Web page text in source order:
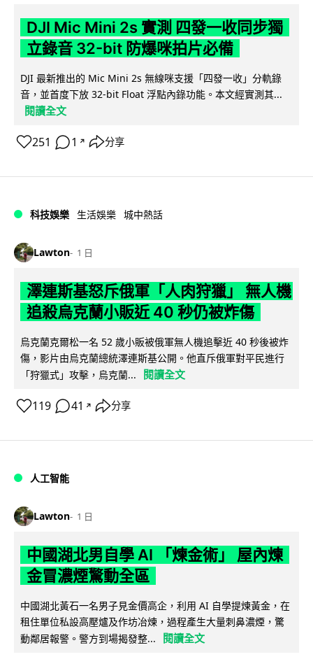
DJI Mic Mini 2s 實測 四發一收同步獨
立錄音 32-bit 防爆咪拍片必備
DJI 最新推出的 Mic Mini 2s 無線咪支援「四發一收」分軌錄
音，並首度下放 32-bit Float 浮點內錄功能。本文經實測其...
閱讀全文
251 1 ↗ 分享
科技娛樂 生活娛樂 城中熱話
Lawton 1 日
澤連斯基怒斥俄軍「人肉狩獵」 無人機
追殺烏克蘭小販近 40 秒仍被炸傷
烏克蘭克爾松一名 52 歲小販被俄軍無人機追擊近 40 秒後被炸
傷，影片由烏克蘭總統澤連斯基公開。他直斥俄軍對平民進行
「狩獵式」攻擊，烏克蘭...
閱讀全文
119 41 ↗ 分享
人工智能
Lawton 1 日
中國湖北男自學 AI 「煉金術」 屋內煉
金冒濃煙驚動全區
中國湖北黃石一名男子見金價高企，利用 AI 自學提煉黃金，在
租住單位私設高壓爐及作坊冶煉，過程產生大量刺鼻濃煙，驚
動鄰居報警。警方到場揭發整...
閱讀全文